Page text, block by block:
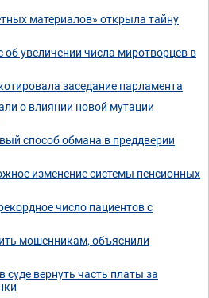
материалов» открыла тайну
увеличении числа миротворцев в
заседание парламента
о влиянии новой мутации
способ обмана в преддверии
изменение системы пенсионных
число пациентов с
мошенникам, объяснили
вернуть часть платы за